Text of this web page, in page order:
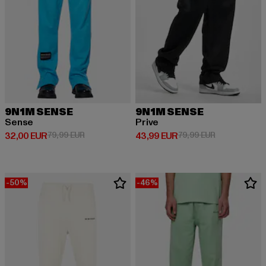
9N1M SENSE
Sense
32,00 EUR
Derzeitiger Preis: 32,00 EUR
79,99 EURAktionspreis: 79,99 EUR
9N1M SENSE
Prive
43,99 EUR
Derzeitiger Preis: 43,99 EUR
79,99 EURAktionspreis:
-50% -46%